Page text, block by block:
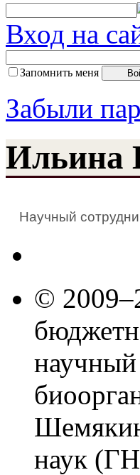
Вход на
Запомнить меня
Забыли
Ильина
Научный
©
наук